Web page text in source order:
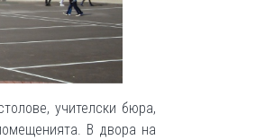
учителски бюра,
В двора на